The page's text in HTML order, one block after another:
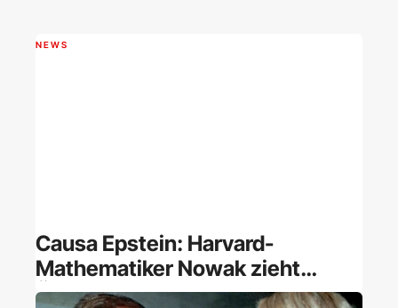
NEWS
Causa Epstein: Harvard-
Mathematiker Nowak zieht
ÖAW-Mitgliedschaft zurück